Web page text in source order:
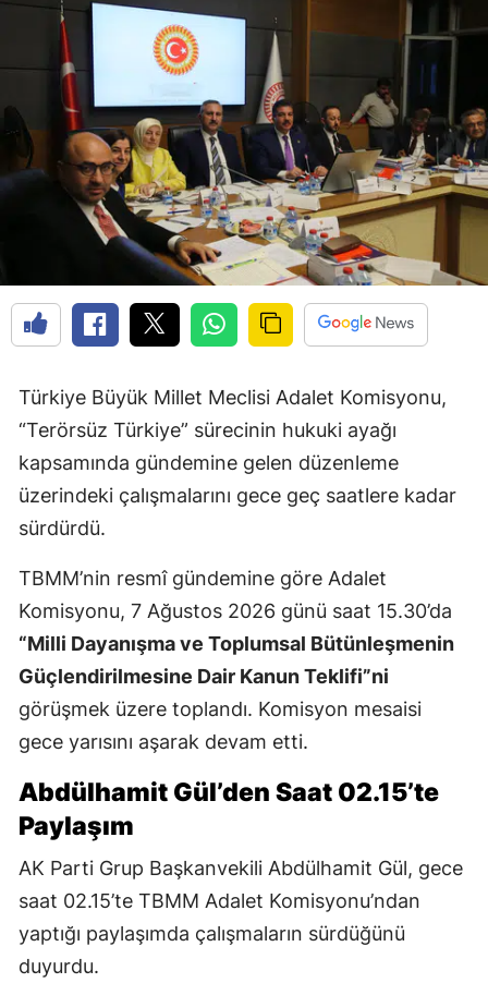
Türkiye Büyük Millet Meclisi Adalet Komisyonu,
“Terörsüz Türkiye” sürecinin hukuki ayağı
kapsamında gündemine gelen düzenleme
üzerindeki çalışmalarını gece geç saatlere kadar
sürdürdü.
TBMM’nin resmî gündemine göre Adalet
Komisyonu, 7 Ağustos 2026 günü saat 15.30’da
“Milli Dayanışma ve Toplumsal Bütünleşmenin
Güçlendirilmesine Dair Kanun Teklifi”ni
görüşmek üzere toplandı. Komisyon mesaisi
gece yarısını aşarak devam etti.
Abdülhamit Gül’den Saat 02.15’te
Paylaşım
AK Parti Grup Başkanvekili Abdülhamit Gül, gece
saat 02.15’te TBMM Adalet Komisyonu’ndan
yaptığı paylaşımda çalışmaların sürdüğünü
duyurdu.